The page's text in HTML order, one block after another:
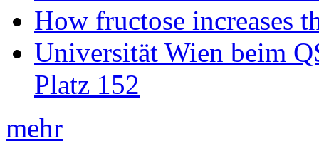
How fructose increases
Universität Wien beim
Platz 152
mehr